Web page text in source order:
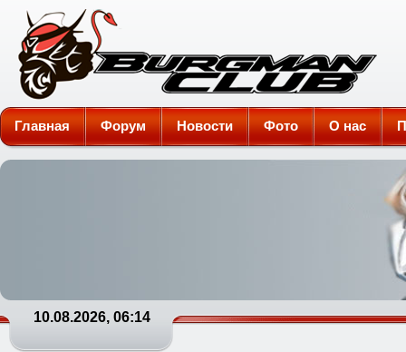
Burgman-Club
Главная Форум Новости Фото О нас
10.08.2026, 06:14